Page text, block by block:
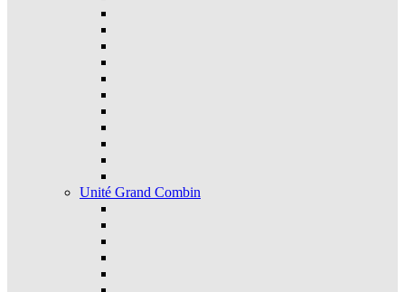
Unité Grand Combin